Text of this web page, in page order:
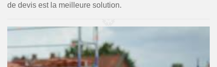
de devis est la meilleure solution.